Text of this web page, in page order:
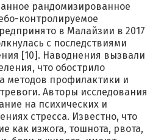
рандомизированное
контролируемое
в Малайзии в 2017
с последствиями
[10]. Наводнения вызвали
что обострило
методов профилактики и
Авторы исследования
на психических и
стресса. Известно, что
как изжога, тошнота, рвота,